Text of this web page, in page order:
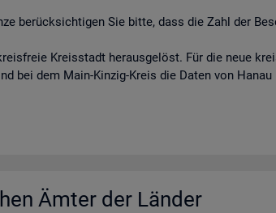
berücksichtigen Sie bitte, dass die Zahl der
Kreisstadt herausgelöst. Für die neue
bei dem Main-Kinzig-Kreis die Daten von
Ämter der Län­der